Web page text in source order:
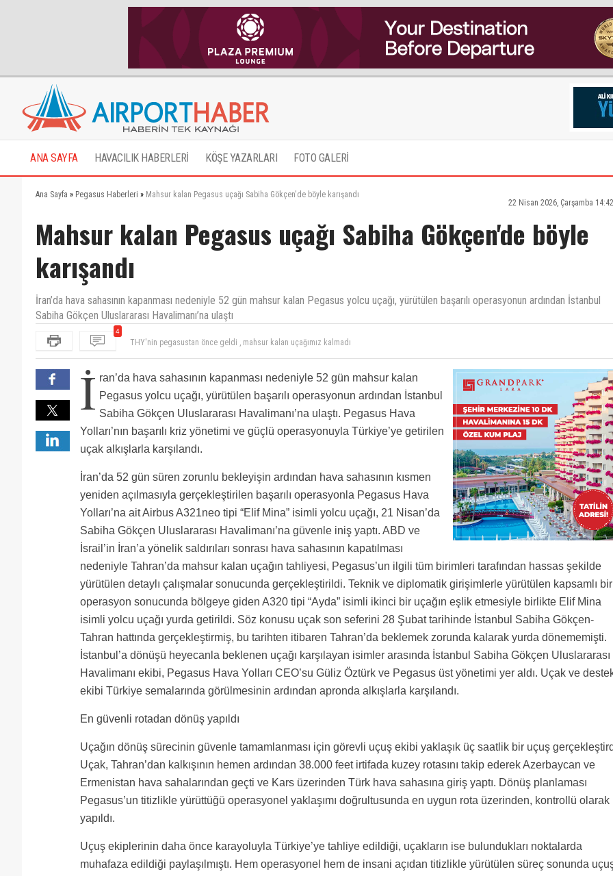
ANA SAYFA HAVACILIK HABERLERİ KÖŞE YAZARLARI FOTO GALERİ
Ana Sayfa » Pegasus Haberleri » Mahsur kalan Pegasus uçağı Sabiha Gökçen'de böyle karışandı
22 Nisan 2026, Çarşamba
Mahsur kalan Pegasus uçağı Sabiha Gökçen'de böyle
karışandı
İran’da hava sahasının kapanması nedeniyle 52 gün mahsur kalan Pegasus yolcu uçağı, yürütülen başarılı operasyonun ardından İstanbul
Sabiha Gökçen Uluslararası Havalimanı’na ulaştı
4
Darısı THY’nin başına
THY'nin pegasustan önce geldi , mahsur kalan uçağımız kalmadı
İ ran’da hava sahasının kapanması nedeniyle 52 gün mahsur kalan
Pegasus yolcu uçağı, yürütülen başarılı operasyonun ardından İstanbul
Sabiha Gökçen Uluslararası Havalimanı’na ulaştı. Pegasus Hava
Yolları’nın başarılı kriz yönetimi ve güçlü operasyonuyla Türkiye’ye getirilen
uçak alkışlarla karşılandı.
İran’da 52 gün süren zorunlu bekleyişin ardından hava sahasının kısmen
yeniden açılmasıyla gerçekleştirilen başarılı operasyonla Pegasus Hava
Yolları’na ait Airbus A321neo tipi “Elif Mina” isimli yolcu uçağı, 21 Nisan’da
Sabiha Gökçen Uluslararası Havalimanı’na güvenle iniş yaptı. ABD ve
İsrail’in İran’a yönelik saldırıları sonrası hava sahasının kapatılması
nedeniyle Tahran’da mahsur kalan uçağın tahliyesi, Pegasus’un ilgili tüm birimleri tarafından hassas şekilde
yürütülen detaylı çalışmalar sonucunda gerçekleştirildi. Teknik ve diplomatik girişimlerle yürütülen kapsamlı bir
operasyon sonucunda bölgeye giden A320 tipi “Ayda” isimli ikinci bir uçağın eşlik etmesiyle birlikte Elif Mina
isimli yolcu uçağı yurda getirildi. Söz konusu uçak son seferini 28 Şubat tarihinde İstanbul Sabiha Gökçen-
Tahran hattında gerçekleştirmiş, bu tarihten itibaren Tahran’da beklemek zorunda kalarak yurda dönememişti.
İstanbul’a dönüşü heyecanla beklenen uçağı karşılayan isimler arasında İstanbul Sabiha Gökçen Uluslararası
Havalimanı ekibi, Pegasus Hava Yolları CEO’su Güliz Öztürk ve Pegasus üst yönetimi yer aldı. Uçak ve
ekibi Türkiye semalarında görülmesinin ardından apronda alkışlarla karşılandı.
En güvenli rotadan dönüş yapıldı
Uçağın dönüş sürecinin güvenle tamamlanması için görevli uçuş ekibi yaklaşık üç saatlik bir uçuş
Uçak, Tahran’dan kalkışının hemen ardından 38.000 feet irtifada kuzey rotasını takip ederek Azerbaycan ve
Ermenistan hava sahalarından geçti ve Kars üzerinden Türk hava sahasına giriş yaptı. Dönüş planlaması
Pegasus’un titizlikle yürüttüğü operasyonel yaklaşımı doğrultusunda en uygun rota üzerinden, kontrollü olarak
yapıldı.
Uçuş ekiplerinin daha önce karayoluyla Türkiye’ye tahliye edildiği, uçakların ise bulundukları noktalarda
muhafaza edildiği paylaşılmıştı. Hem operasyonel hem de insani açıdan titizlikle yürütülen süreç sonunda